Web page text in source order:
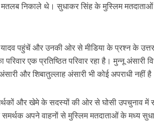
मतलब निकाले थे। सुधाकर सिंह के मुस्लिम
यादव पहुंचें और उनकी ओर से मीडिया के प्रश्न के
एक प्रतिष्ठित परिवार रहा है। मुन्नू अंसारी
और शिबातुल्लाह अंसारी भी कोई अपराधी नहीं
और खेमे के सदस्यों की ओर से घोसी उपचुनाव में
समर्थक अपने वाहनों से मुस्लिम मतदाताओं के मध्य